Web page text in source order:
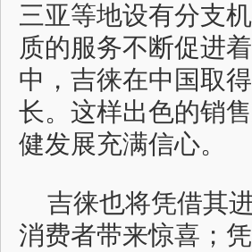
三亚等地设有分支
质的服务不断促进
中，吉徕在中国取
长。这样出色的销
健发展充满信心。
吉徕也将凭借其
消费者带来惊喜；